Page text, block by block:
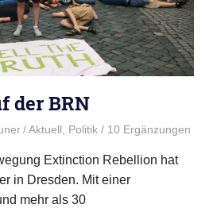
der BRN
Aktuell Politik/ 10 Ergänzungen
Extinction Rebellion hat
in Dresden. Mit einer
mehr als 30